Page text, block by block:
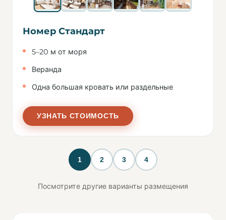
Номер Стандарт
5–20 м от моря
Веранда
Одна большая кровать или раздельные
УЗНАТЬ СТОИМОСТЬ
1 2 3 4
Посмотрите другие варианты размещения